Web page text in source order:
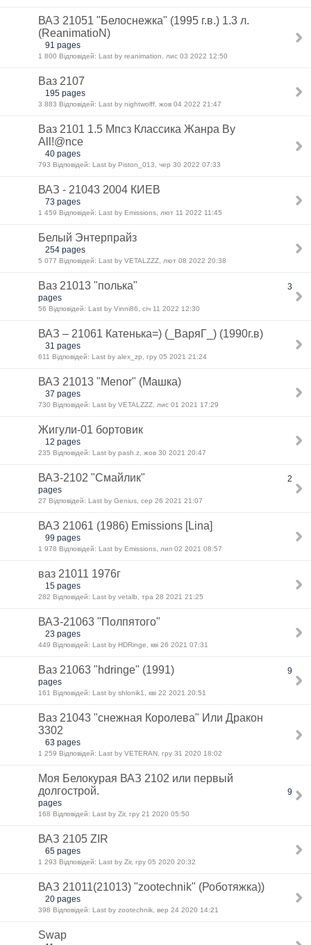
ВАЗ 21051 "Белоснежка" (1995 г.в.) 1.3 л.
(ReanimatioN)
91 pages
1 800 Відповідей: Last by reanimation, лис 03 2022 12:50
Ваз 2107
195 pages
3 883 Відповідей: Last by nightwolff, жов 04 2022 21:47
Ваз 2101 1.5 Мпсз Классика Жанра By
All!@nce
40 pages
793 Відповідей: Last by Piston_013, чер 30 2022 07:33
ВАЗ - 21043 2004 КИЕВ
73 pages
1 459 Відповідей: Last by Emissions, лют 11 2022 11:45
Белый Энтерпрайз
254 pages
5 077 Відповідей: Last by VETALZZZ, лют 08 2022 20:38
Ваз 21013 "полька"
3
pages
56 Відповідей: Last by Vinni86, січ 11 2022 12:30
ВАЗ – 21061 Катенька=) (_ВаряГ_) (1990г.в)
31 pages
611 Відповідей: Last by alex_zp, гру 05 2021 21:24
ВАЗ 21013 "Menor" (Машка)
37 pages
730 Відповідей: Last by VETALZZZ, лис 01 2021 17:29
Жигули-01 бортовик
12 pages
235 Відповідей: Last by pash.z, жов 30 2021 20:47
ВАЗ-2102 "Смайлик"
2
pages
27 Відповідей: Last by Genius, сер 26 2021 21:07
ВАЗ 21061 (1986) Emissions [Lina]
99 pages
1 978 Відповідей: Last by Emissions, лип 02 2021 08:57
ваз 21011 1976г
15 pages
282 Відповідей: Last by vetalb, тра 28 2021 21:25
ВАЗ-21063 "Полпятого"
23 pages
449 Відповідей: Last by HDRinge, кві 26 2021 07:31
Ваз 21063 "hdringe" (1991)
9
pages
161 Відповідей: Last by shlonik1, кві 22 2021 20:51
Ваз 21043 "снежная Королева" Или Дракон
3302
63 pages
1 259 Відповідей: Last by VETERAN, гру 31 2020 18:02
Моя Белокурая ВАЗ 2102 или первый
долгострой.
9
pages
168 Відповідей: Last by Zir, гру 21 2020 05:50
ВАЗ 2105 ZIR
65 pages
1 293 Відповідей: Last by Zir, гру 05 2020 20:32
ВАЗ 21011(21013) "zootechnik" (Роботяжка))
20 pages
398 Відповідей: Last by zootechnik, вер 24 2020 14:21
Swap